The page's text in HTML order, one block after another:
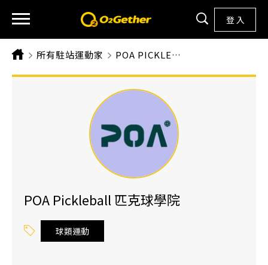
登 入
所有駐站運動家 CURRENT: POA PICKLEBALL 匹克球學院
POA Pickleball 匹克球學院
球類運動